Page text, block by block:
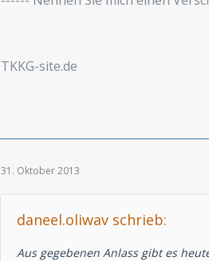
TKKG-site.de
31. Oktober 2013
daneel.oliwav schrieb:
Aus gegebenen Anlass gibt es